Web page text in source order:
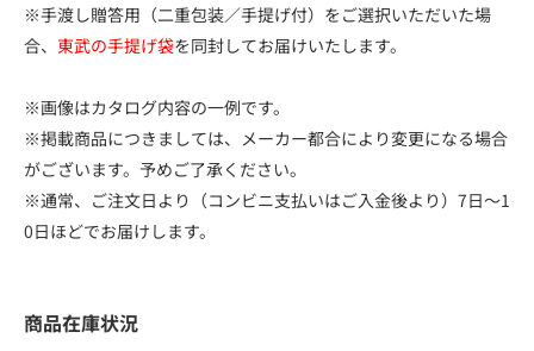
※手渡し贈答用（二重包装／手提げ付）をご選択いただいた場
合、 東武の手提げ袋を同封してお届けいたします。
※画像はカタログ内容の一例です。
※掲載商品につきましては、メーカー都合により変更になる場合
がございます。予めご了承ください。
※通常、ご注文日より（コンビニ支払いはご入金後より）7日～1
0日ほどでお届けします。
商品在庫状況